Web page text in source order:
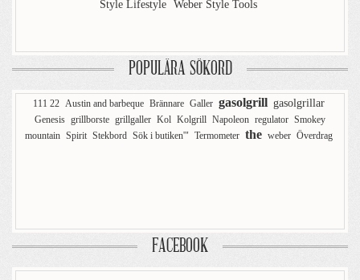
Style Lifestyle Weber Style Tools
POPULÄRA SÖKORD
111 22 Austin and barbeque Brännare Galler gasolgrill gasolgrillar
Genesis grillborste grillgaller Kol Kolgrill Napoleon regulator Smokey
mountain Spirit Stekbord Sök i butiken'" Termometer the weber Överdrag
FACEBOOK